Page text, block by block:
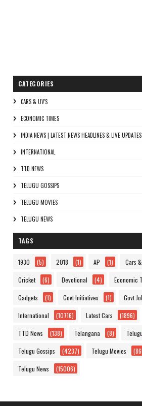
CATEGORIES
CARS & UV'S
ECONOMIC TIMES
INDIA NEWS | LATEST NEWS HEADLINES & LIVE
INTERNATIONAL
TTD NEWS
TELUGU GOSSIPS
TELUGU MOVIES
TELUGU NEWS
TAGS
1930 (5) 2018 (1) AP (1) Cars
Cricket (6) Devotional (4) Economic
Gadgets (1) Govt Initiatives (1) Govt
International (10716) Latest Cars (1896)
TTD News (138) Telangana (8) Telugu
Telugu Gossips (4237) Telugu Movies
Telugu News (15006)